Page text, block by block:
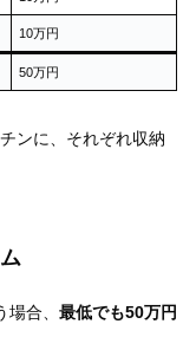
10万円
50万円
ンに、それぞれ収納
合、 最低でも50万円